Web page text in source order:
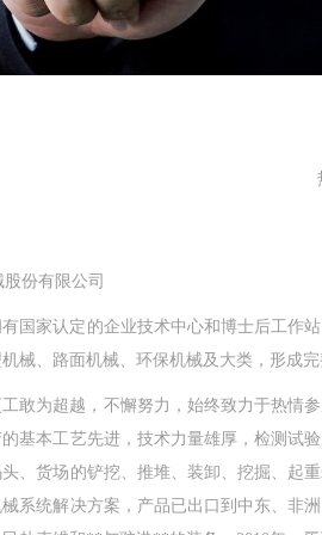
家认定的企业技术中心和博士后工作站
械、路面机械、环保机械及大类，形成
为超越，不懈努力，始终致力于热情参
基本工艺先进，技术力量雄厚，检测试
、货场的铲挖、推堆、装卸、挖掘、起
系统解决方案，产品已出口到中东、非